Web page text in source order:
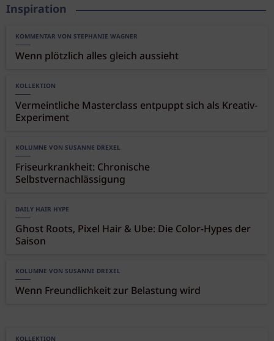
Inspiration
KOMMENTAR VON STEPHANIE WAGNER
Wenn plötzlich alles gleich aussieht
KOLLEKTION
Vermeintliche Masterclass entpuppt sich als Kreativ-
Experiment
KOLUMNE VON SUSANNE DREXEL
Friseurkrankheit: Chronische
Selbstvernachlässigung
DAILY HAIR HYPE
Ghost Roots, Pixel Hair & Ube: Die Color-Hypes der
Saison
KOLUMNE VON SUSANNE DREXEL
Wenn Freundlichkeit zur Belastung wird